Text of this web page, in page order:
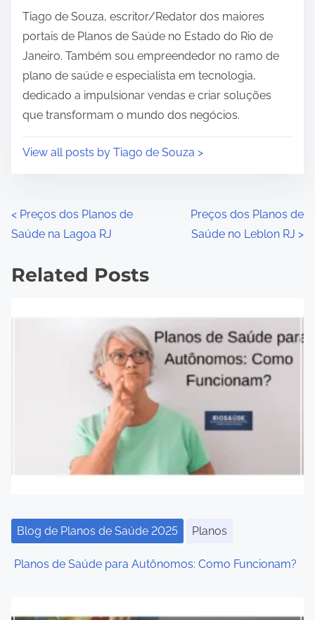
Tiago de Souza, escritor/Redator dos maiores
portais de Planos de Saúde no Estado do Rio de
Janeiro. Também sou empreendedor no ramo de
plano de saúde e especialista em tecnologia,
dedicado a impulsionar vendas e criar soluções
que transformam o mundo dos negócios.
View all posts by Tiago de Souza >
P
o
s
t
i
n
< Preços dos Planos de
Saúde na Lagoa RJ
Preços dos Planos de
Saúde no Leblon RJ >
Related Posts
Blog de Planos de Saúde 2025 Planos
Planos de Saúde para Autônomos: Como Funcionam?